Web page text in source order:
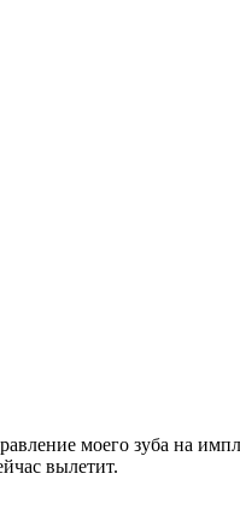
моего зуба на
вылетит.